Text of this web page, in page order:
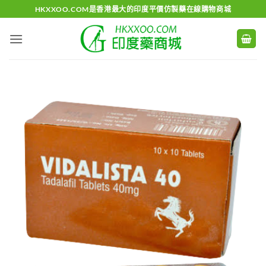
to
content
HKXXOO.COM是香港最大的印度平價仿製藥在線購物商城